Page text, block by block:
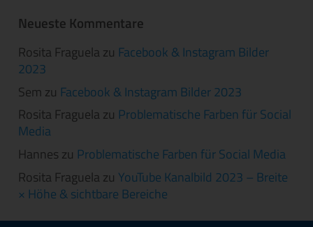
Neueste Kommentare
Rosita Fraguela zu Facebook & Instagram Bilder
2023
Sem zu Facebook & Instagram Bilder 2023
Rosita Fraguela zu Problematische Farben für Social
Media
Hannes zu Problematische Farben für Social Media
Rosita Fraguela zu YouTube Kanalbild 2023 – Breite
× Höhe & sichtbare Bereiche